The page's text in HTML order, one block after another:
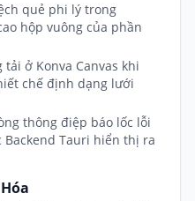
quẻ phi lý trong
hộp vuông của phần
ở Konva Canvas khi
chế định dạng lưới
thông điệp báo lốc lỗi
Tauri hiển thị ra